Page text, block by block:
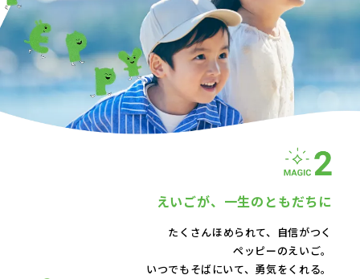
えいごが、 一生のともだちに
たくさんほめられて、自信がつく
ペッピーのえいご。
いつでもそばにいて、 勇気をくれる。